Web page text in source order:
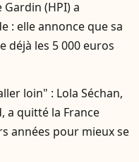
(HPI) a
: elle annonce que sa
déjà les 5 000 euros
loin" : Lola Séchan,
a quitté la France
années pour mieux se